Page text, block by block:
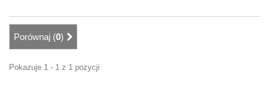
Porównaj (0)
Pokazuje 1 - 1 z 1 pozycji